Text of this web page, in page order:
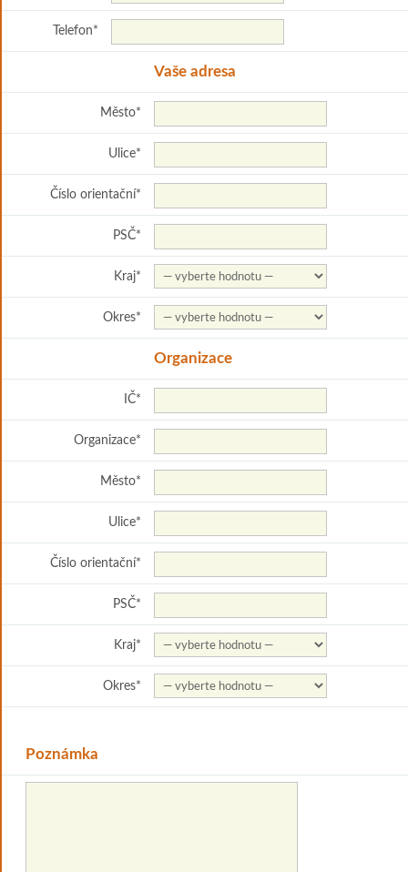
Telefon*
Vaše adresa
Město*
Ulice*
Číslo orientační*
PSČ*
Kraj*
Okres*
Organizace
IČ*
Organizace*
Město*
Ulice*
Číslo orientační*
PSČ*
Kraj*
Okres*
Poznámka